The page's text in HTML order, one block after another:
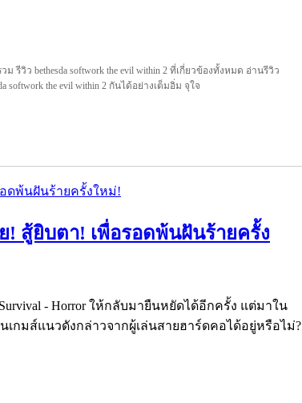
ม รีวิว bethesda softwork the evil within 2 ที่เกี่ยวข้องทั้งหมด อ่านรีวิว
softwork the evil within 2 กันได้อย่างเต็มอิ่ม จุใจ
! สู้ยิบตา! เพื่อรอดพ้นฝันร้ายครั้ง
- Horror ให้กลับมายืนหยัดได้อีกครั้ง แต่มาใน
กมส์แนวดังกล่าวจากผู้เล่นสายฮาร์ดคอได้อยู่หรือไม่?